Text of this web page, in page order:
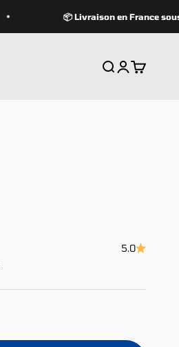
📦 Livraison en France sous
Recherche
Connexion
Panier
5.0